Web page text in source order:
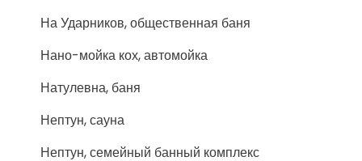
На Ударников, общественная баня
Нано-мойка кох, автомойка
Натулевна, баня
Нептун, сауна
Нептун, семейный банный комплекс